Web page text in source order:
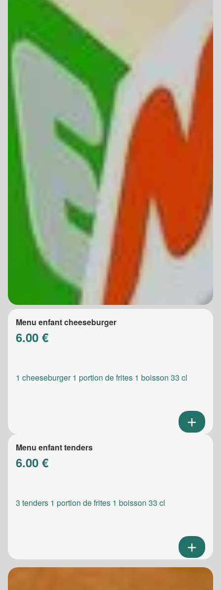
Menu enfant cheeseburger
6.00 €
1 cheeseburger 1 portion de frites 1 boisson 33 cl
Menu enfant tenders
6.00 €
3 tenders 1 portion de frites 1 boisson 33 cl